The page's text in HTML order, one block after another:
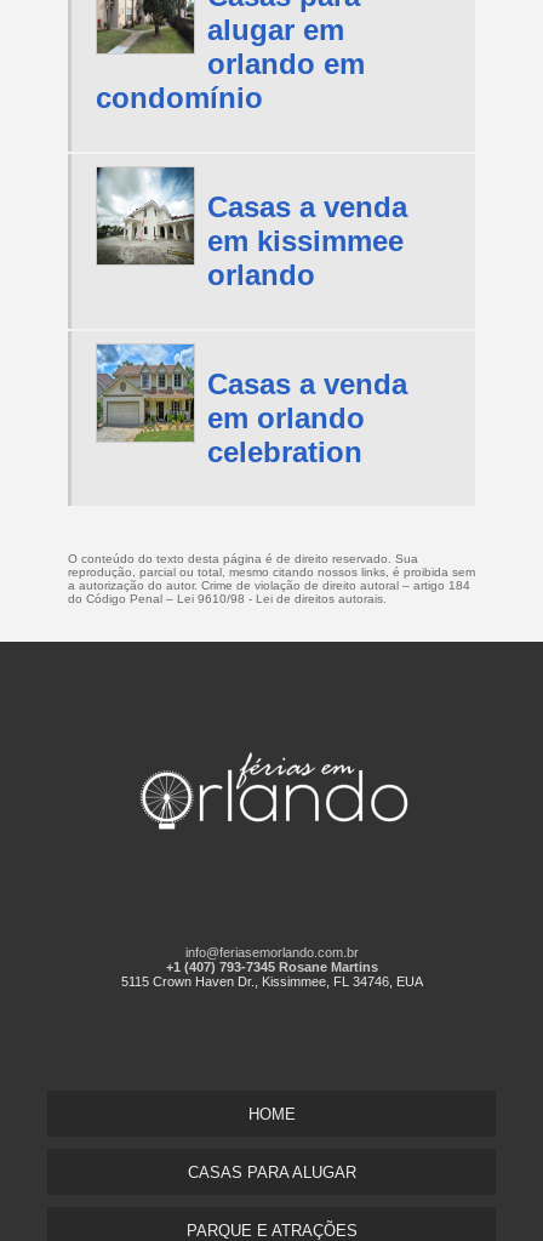
alugar em
orlando em
condomínio
Casas a venda
em kissimmee
orlando
Casas a venda
em orlando
celebration
O conteúdo do texto desta página é de direito reservado. Sua
reprodução, parcial ou total, mesmo citando nossos links, é proibida sem
a autorização do autor. Crime de violação de direito autoral – artigo 184
do Código Penal – Lei 9610/98 - Lei de direitos autorais
info@feriasemorlando.com.br
+1 (407) 793-7345 Rosane Martins
5115 Crown Haven Dr., Kissimmee, FL 34746, EUA
HOME
CASAS PARA ALUGAR
PARQUE E ATRAÇÕES